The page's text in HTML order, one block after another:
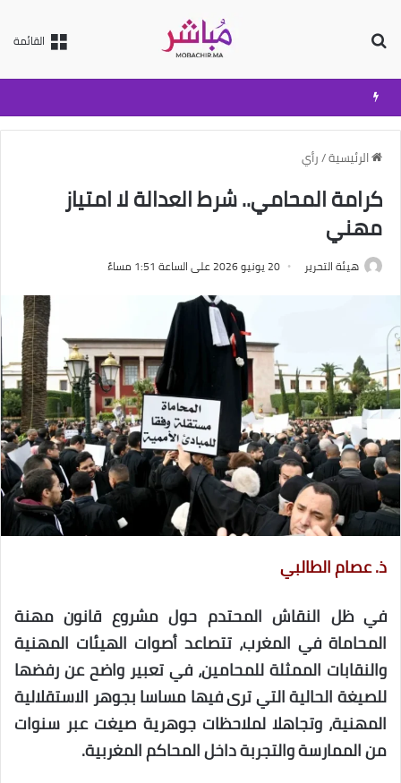
القائمة
الرئيسية/رأي
كرامة المحامي.. شرط العدالة لا امتياز
مهني
هيئة التحرير 20 يونيو 2026 على الساعة 1:51 مساءً
ذ. عصام الطالبي
في ظل النقاش المحتدم حول مشروع قانون مهنة
المحاماة في المغرب، تتصاعد أصوات الهيئات المهنية
والنقابات الممثلة للمحامين، في تعبير واضح عن رفضها
للصيغة الحالية التي ترى فيها مساسا بجوهر الاستقلالية
المهنية، وتجاهلا لملاحظات جوهرية صيغت عبر سنوات
من الممارسة والتجربة داخل المحاكم المغربية.